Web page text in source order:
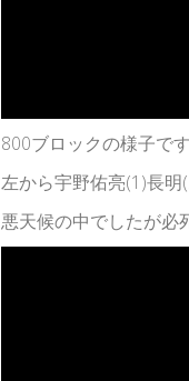
800ブロックの様子です
左から宇野佑亮(1)長明
悪天候の中でしたが必